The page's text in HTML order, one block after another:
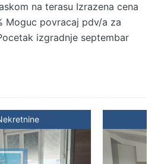
na terasu Izrazena cena
Moguc povracaj pdv/a za
izgradnje septembar